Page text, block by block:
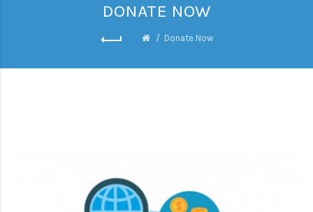
DONATE NOW
Donate Now